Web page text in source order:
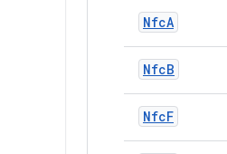
NfcA
NfcB
NfcF